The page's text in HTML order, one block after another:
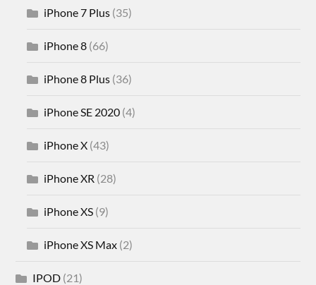
iPhone 7 Plus (35)
iPhone 8 (66)
iPhone 8 Plus (36)
iPhone SE 2020 (4)
iPhone X (43)
iPhone XR (28)
iPhone XS (9)
iPhone XS Max (2)
IPOD (21)